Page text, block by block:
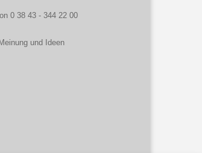
0 38 43 - 344 22 00
und Ideen